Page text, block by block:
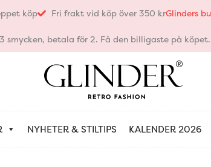
köp Fri frakt vid köp över 350 krGlinders
smycken, betala för 2. Få den billigaste på
NYHETER & STILTIPS KALENDER 2026